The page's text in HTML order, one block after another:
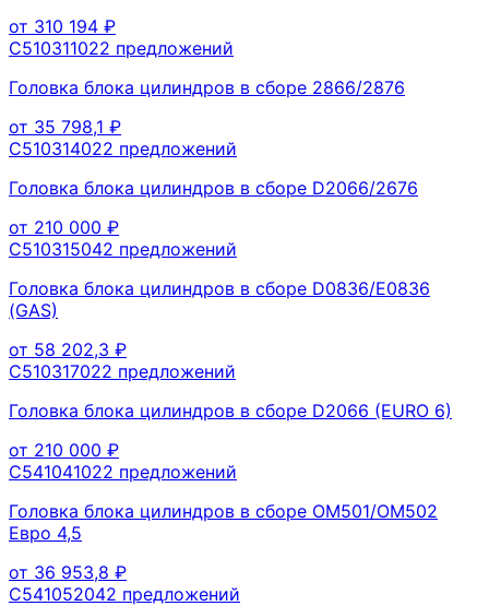
от 310 194 ₽
C510311022 предложений
Головка блока цилиндров в сборе 2866/2876
от 35 798,1 ₽
C510314022 предложений
Головка блока цилиндров в сборе D2066/2676
от 210 000 ₽
C510315042 предложений
Головка блока цилиндров в сборе D0836/E0836
(GAS)
от 58 202,3 ₽
C510317022 предложений
Головка блока цилиндров в сборе D2066 (EURO 6)
от 210 000 ₽
C541041022 предложений
Головка блока цилиндров в сборе OM501/OM502
Евро 4,5
от 36 953,8 ₽
C541052042 предложений